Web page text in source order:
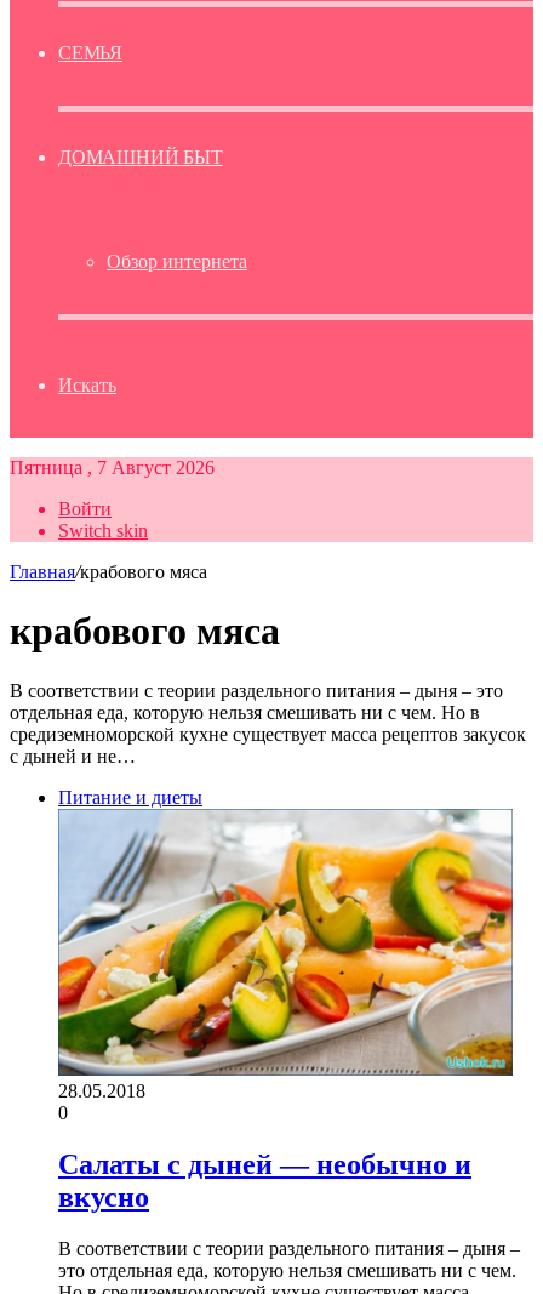
СЕМЬЯ
ДОМАШНИЙ БЫТ
Обзор интернета
Искать
Пятница , 7 Август 2026
Войти
Switch skin
Главная/крабового мяса
крабового мяса
В соответствии с теории раздельного питания – дыня – это
отдельная еда, которую нельзя смешивать ни с чем. Но в
средиземноморской кухне существует масса рецептов закусок
с дыней и не…
Питание и диеты
28.05.2018
0
Салаты с дыней — необычно и
вкусно
В соответствии с теории раздельного питания – дыня –
это отдельная еда, которую нельзя смешивать ни с чем.